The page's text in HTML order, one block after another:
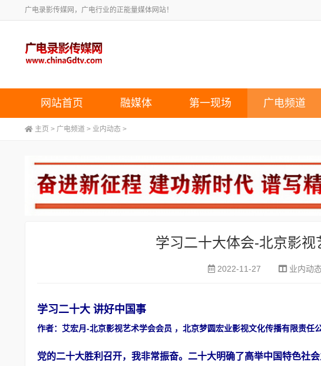
广电录影传媒网，广电行业的正能量媒体网站！
网站首页 融媒体 第一现场 广电频道
主页 > 广电频道 > 业内动态 >
学习二十大体会-北京影视
2022-11-27 业内动
学习二十大 讲好中国事
作者：艾宏月-北京影视艺术学会会员 ，北京梦圆宏业影视文化传播有限责任
党的二十大胜利召开，我非常振奋。二十大明确了高举中国特色社